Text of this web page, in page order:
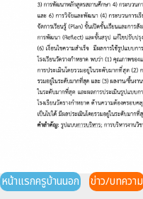
หน้าแรกครูบ้านนอก ข่าว/บทความ